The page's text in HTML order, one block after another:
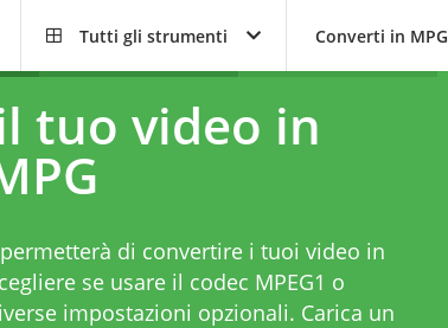
Tutti gli strumenti Converti in MPG
tuo video in
di convertire i tuoi video in
se usare il codec MPEG1 o
impostazioni opzionali. Carica un